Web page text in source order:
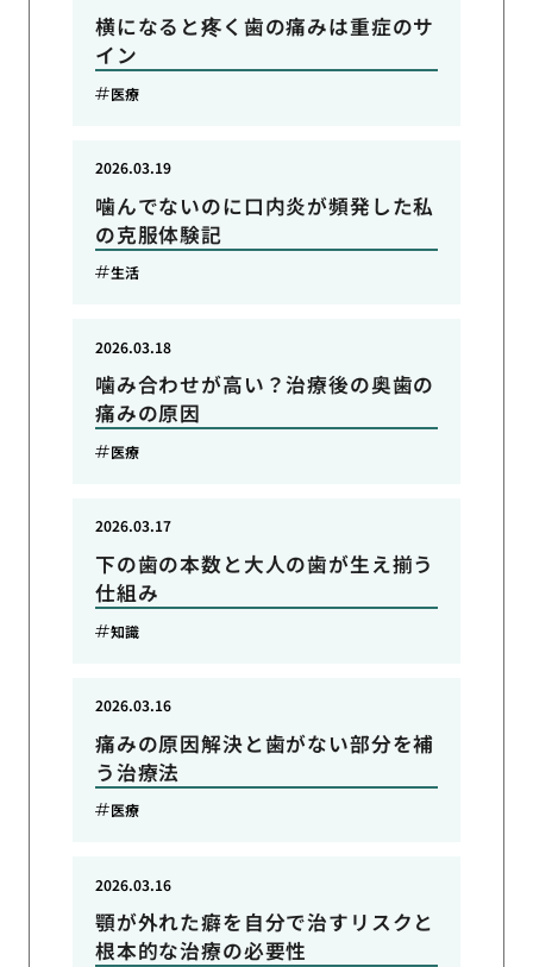
横になると疼く歯の痛みは重症のサ
イン
医療
噛んでないのに口内炎が頻発した私
の克服体験記
2026.03.19
生活
噛み合わせが高い？治療後の奥歯の
痛みの原因
2026.03.18
医療
下の歯の本数と大人の歯が生え揃う
仕組み
2026.03.17
知識
痛みの原因解決と歯がない部分を補
う治療法
2026.03.16
医療
顎が外れた癖を自分で治すリスクと
根本的な治療の必要性
2026.03.16